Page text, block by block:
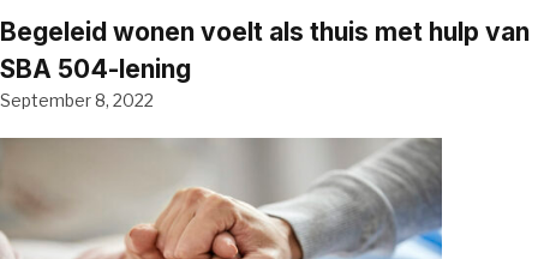
Begeleid wonen voelt als thuis met hulp van
SBA 504-lening
September 8, 2022